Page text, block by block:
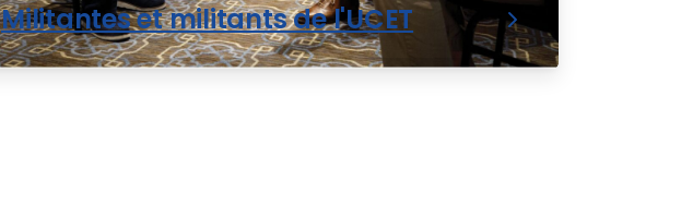
Militantes et militants de l'UCET